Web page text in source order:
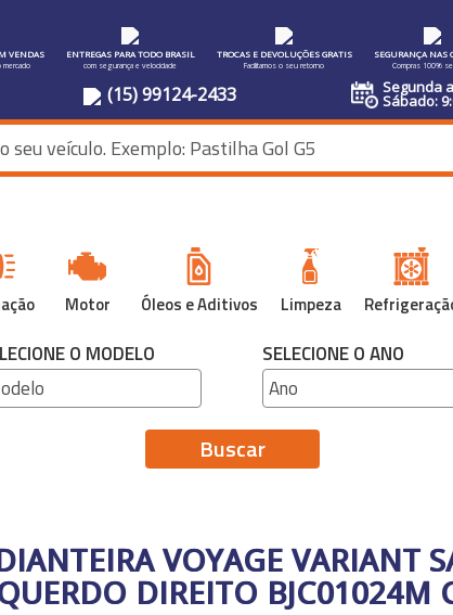
VENDAS ENTREGAS PARA TODO BRASIL
com segurança e velocidade
TROCAS E DEVOLUÇÕES GRATIS
Facilitamos o seu retorno
SEGURANÇA NAS
Compras 100%
(15) 99124-2433 Segunda
Sábado:
Motor Óleos e Aditivos Limpeza
O MODELO SELECIONE O ANO
Buscar
VOYAGE VARIANT
DIREITO BJC01024M